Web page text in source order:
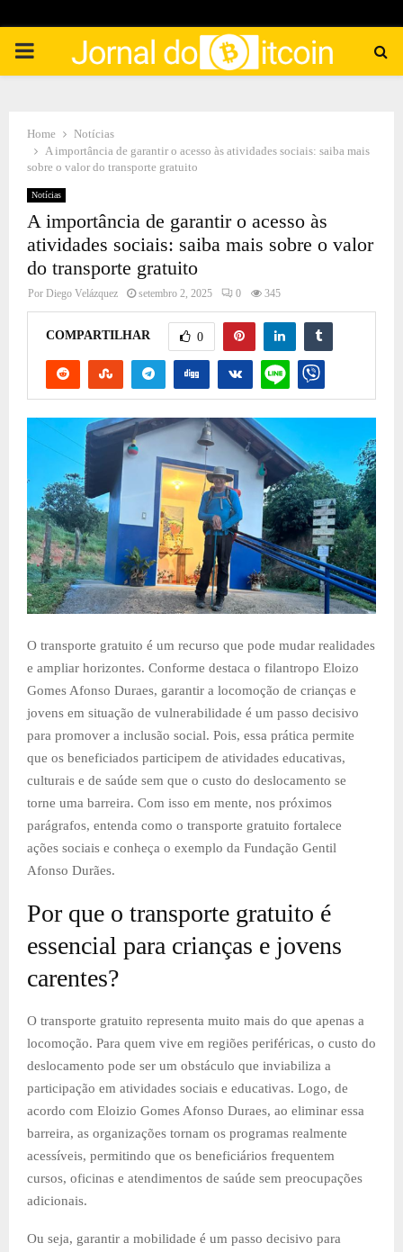
PRIMARY
Home
Notícias
A importância de garantir o acesso às atividades sociais: saiba mais
sobre o valor do transporte gratuito
Notícias
A importância de garantir o acesso às
atividades sociais: saiba mais sobre o valor
do transporte gratuito
Por Diego Velázquez setembro 2, 2025 0 345
COMPARTILHAR 0
O transporte gratuito é um recurso que pode mudar realidades
e ampliar horizontes. Conforme destaca o filantropo Eloizo
Gomes Afonso Duraes, garantir a locomoção de crianças e
jovens em situação de vulnerabilidade é um passo decisivo
para promover a inclusão social. Pois, essa prática permite
que os beneficiados participem de atividades educativas,
culturais e de saúde sem que o custo do deslocamento se
torne uma barreira. Com isso em mente, nos próximos
parágrafos, entenda como o transporte gratuito fortalece
ações sociais e conheça o exemplo da Fundação Gentil
Afonso Durães.
Por que o transporte gratuito é
essencial para crianças e jovens
carentes?
O transporte gratuito representa muito mais do que apenas a
locomoção. Para quem vive em regiões periféricas, o custo do
deslocamento pode ser um obstáculo que inviabiliza a
participação em atividades sociais e educativas. Logo, de
acordo com Eloizio Gomes Afonso Duraes, ao eliminar essa
barreira, as organizações tornam os programas realmente
acessíveis, permitindo que os beneficiários frequentem
cursos, oficinas e atendimentos de saúde sem preocupações
adicionais.
Ou seja, garantir a mobilidade é um passo decisivo para